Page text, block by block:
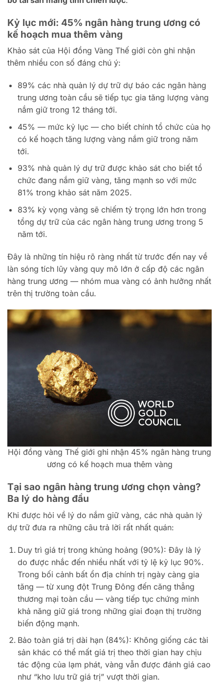
Kỷ lục mới: 45% ngân hàng trung ương có
kế hoạch mua thêm vàng
Khảo sát của Hội đồng Vàng Thế giới còn ghi nhận
thêm nhiều con số đáng chú ý:
89% các nhà quản lý dự trữ dự báo các ngân hàng
trung ương toàn cầu sẽ tiếp tục gia tăng lượng vàng
nắm giữ trong 12 tháng tới.
45% — mức kỷ lục — cho biết chính tổ chức của họ
có kế hoạch tăng lượng vàng nắm giữ trong năm
tới.
93% nhà quản lý dự trữ được khảo sát cho biết tổ
chức đang nắm giữ vàng, tăng mạnh so với mức
81% trong khảo sát năm 2025.
83% kỳ vọng vàng sẽ chiếm tỷ trọng lớn hơn trong
tổng dự trữ của các ngân hàng trung ương trong 5
năm tới.
Đây là những tín hiệu rõ ràng nhất từ trước đến nay về
làn sóng tích lũy vàng quy mô lớn ở cấp độ các ngân
hàng trung ương — nhóm mua vàng có ảnh hưởng nhất
trên thị trường toàn cầu.
Hội đồng vàng Thế giới ghi nhận 45% ngân hàng trung
ương có kế hoạch mua thêm vàng
Tại sao ngân hàng trung ương chọn vàng?
Ba lý do hàng đầu
Khi được hỏi về lý do nắm giữ vàng, các nhà quản lý
dự trữ đưa ra những câu trả lời rất nhất quán:
Duy trì giá trị trong khủng hoảng (90%): Đây là lý
do được nhắc đến nhiều nhất với tỷ lệ kỷ lục 90%.
Trong bối cảnh bất ổn địa chính trị ngày càng gia
tăng — từ xung đột Trung Đông đến căng thẳng
thương mại toàn cầu — vàng tiếp tục chứng minh
khả năng giữ giá trong những giai đoạn thị trường
biến động mạnh.
Bảo toàn giá trị dài hạn (84%): Không giống các tài
sản khác có thể mất giá trị theo thời gian hay chịu
tác động của lạm phát, vàng vẫn được đánh giá cao
như “kho lưu trữ giá trị” vượt thời gian.